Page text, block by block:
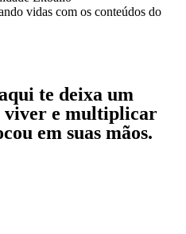
vidas com os conteúdos do
te deixa um
viver e multiplicar
em suas mãos.